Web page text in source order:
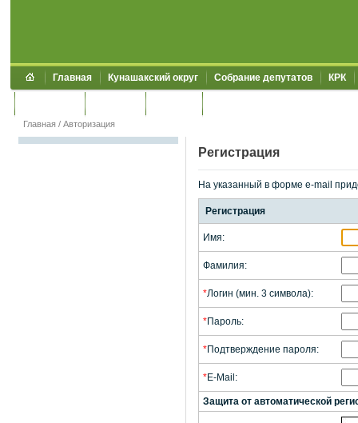
Главная Кунашакский округ Собрание депутатов КРК
Главная / Авторизация
Регистрация
На указанный в форме e-mail
Регистрация
Имя:
Фамилия:
*Логин (мин. 3 символа):
*Пароль:
*Подтверждение пароля:
*E-Mail:
Защита от автоматической